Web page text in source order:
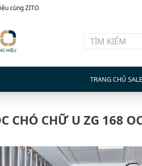
cùng ZITO
TRANG CHỦ
CHÓ CHỮ U ZG 168